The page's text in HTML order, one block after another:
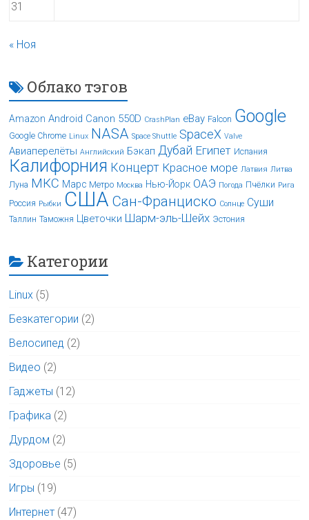
31
« Ноя
Облако тэгов
Amazon Android Canon 550D CrashPlan eBay Falcon Google
Google Chrome Linux NASA Space Shuttle SpaceX Valve
Авиаперелёты Английский Бэкап Дубай Египет Испания
Калифорния Концерт Красное море Латвия Литва
Луна МКС Марс Метро Москва Нью-Йорк ОАЭ Погода Пчёлки Рига
Россия Рыбки США Сан-Франциско Солнце Суши
Таллин Таможня Цветочки Шарм-эль-Шейх Эстония
Категории
Linux (5)
Безкатегории (2)
Велосипед (2)
Видео (2)
Гаджеты (12)
Графика (2)
Дурдом (2)
Здоровье (5)
Игры (19)
Интернет (47)